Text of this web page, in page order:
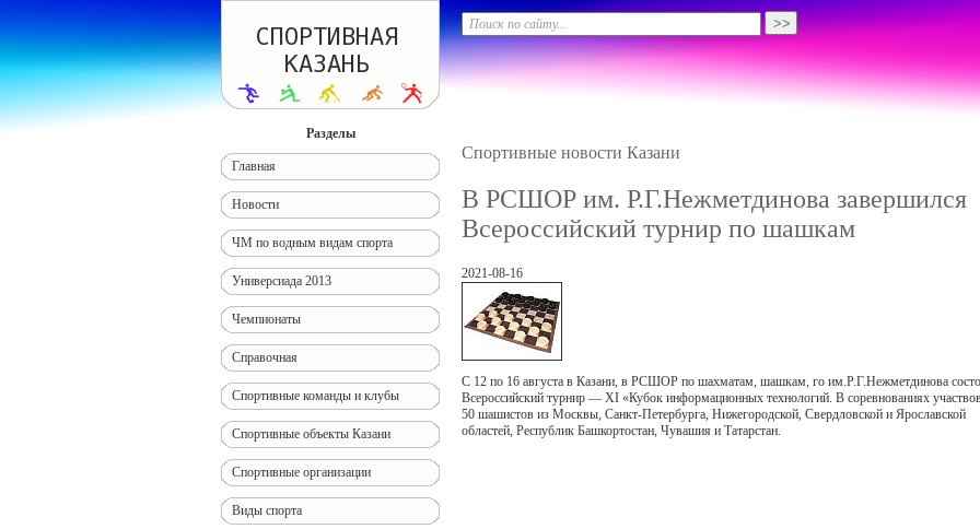
Спортивные новости Казани
В РСШОР им. Р.Г.Нежметдинова завершился
Всероссийский турнир по шашкам
2021-08-16
С 12 по 16 августа в Казани, в РСШОР по шахматам, шашкам, го им.Р.Г.Нежметдинова
Всероссийский турнир — XI «Кубок информационных технологий. В соревнованиях
50 шашистов из Москвы, Санкт-Петербурга, Нижегородской, Свердловской и Ярославской
областей, Республик Башкортостан, Чувашия и Татарстан.
Разделы
Главная
Новости
ЧМ по водным видам спорта
Универсиада 2013
Чемпионаты
Справочная
Спортивные команды и клубы
Спортивные объекты Казани
Спортивные организации
Виды спорта